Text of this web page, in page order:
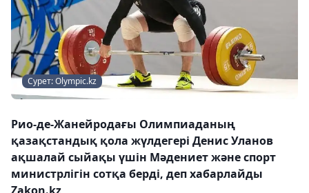
Сурет: Olympic.kz
Рио-де-Жанейродағы Олимпиаданың
қазақстандық қола жүлдегері Денис Уланов
ақшалай сыйақы үшін Мәдениет және спорт
министрлігін сотқа берді, деп хабарлайды
Zakon.kz